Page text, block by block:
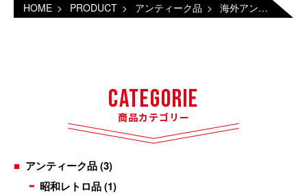
HOME > PRODUCT > アンティーク品 > 海外アンティーク
Categorie
商品カテゴリー
アンティーク品(3)
昭和レトロ品(1)